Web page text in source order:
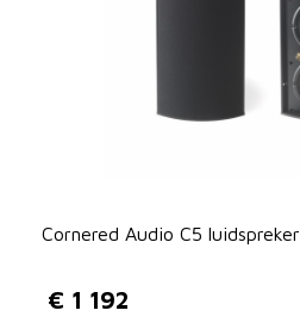
Cornered Audio C5 luidspreker
€ 1 192